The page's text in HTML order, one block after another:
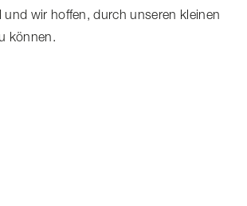
wir hoffen, durch unseren kleinen
können.